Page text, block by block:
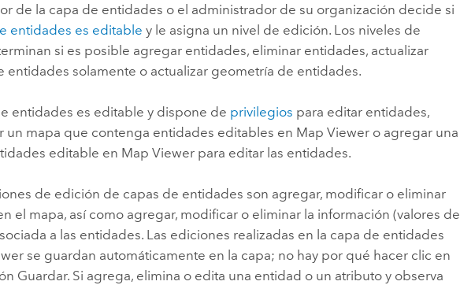
de la capa de entidades o el administrador de su organización decide si
entidades es editable y le asigna un nivel de edición. Los niveles de
si es posible agregar entidades, eliminar entidades, actualizar
entidades solamente o actualizar geometría de entidades.
entidades es editable y dispone de privilegios para editar entidades,
un mapa que contenga entidades editables en Map Viewer o agregar una
editable en Map Viewer para editar las entidades.
de edición de capas de entidades son agregar, modificar o eliminar
el mapa, así como agregar, modificar o eliminar la información (valores de
a las entidades. Las ediciones realizadas en la capa de entidades
se guardan automáticamente en la capa; no hay por qué hacer clic en
Guardar. Si agrega, elimina o edita una entidad o un atributo y observa